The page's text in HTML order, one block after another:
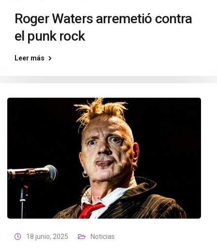
Roger Waters arremetió contra
el punk rock
Leer más
18 junio, 2025 Noticias